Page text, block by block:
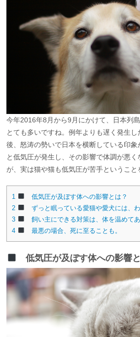
今年2016年8月から9月にかけて、日本列
とても多いですね。例年よりも遅く発生
後、怒涛の勢いで日本を横断している印象
と低気圧が発生し、その影響で体調が悪
が、実は猫や猫も低気圧が苦手ということ
1
低気圧が及ぼす体への影響とは？
2
ずっと眠っている愛猫や愛犬には、わ
3
飼い主にできる対策は、体を温めて
4
最悪の場合、死に至ることも。
低気圧が及ぼす体への影響